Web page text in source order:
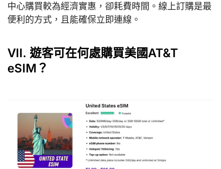
中心購買較為經濟實惠，卻耗費時間。線上訂購是最
便利的方式，且能確保立即連線。
VII. 遊客可在何處購買美國AT&T
eSIM？